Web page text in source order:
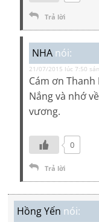
Trả lời
NHA nói:
21/07/2015 lúc 7:50
Cám ơn
Nắng và nhớ
vương.
0
Trả lời
Hồng Yến nói: